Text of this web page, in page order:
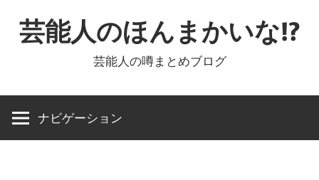
ツ
芸能人のほんまかいな!?
芸能人の噂まとめブログ
ナビゲーション